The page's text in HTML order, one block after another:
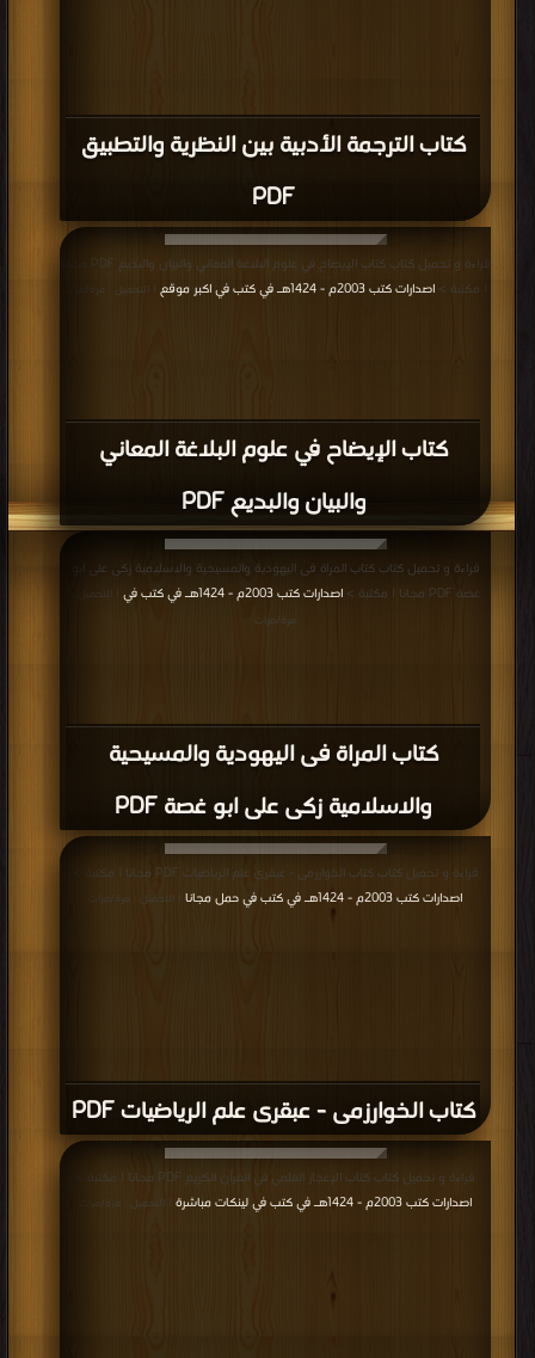
كتاب الترجمة الأدبية بين النظرية والتطبيق
PDF
كتاب الإيضاح في علوم البلاغة المعاني
والبيان والبديع PDF
| مكتبة > اصدارات كتب 2003م - 1424هـ في كتب في اكبر موقع | التحميل : مرة/مرات
كتاب المراة فى اليهودية والمسيحية
والاسلامية زكى على ابو غصة PDF
قراءة و تحميل كتاب كتاب المراة فى اليهودية والمسيحية والاسلامية زكى على ابو
غصة PDF مجانا | مكتبة >
اصدارات كتب 2003م - 1424هـ في كتب في
| التحميل :
مرة/مرات
كتاب الخوارزمى - عبقرى علم الرياضيات PDF
قراءة و تحميل كتاب كتاب الخوارزمى - عبقرى علم الرياضيات PDF مجانا | مكتبة >
اصدارات كتب 2003م - 1424هـ في كتب في حمل مجانا
| التحميل : مرة/مرات
قراءة و تحميل كتاب كتاب الإعجاز العلمي في القرآن الكريم PDF مجانا | مكتبة >
اصدارات كتب 2003م - 1424هـ في كتب في لينكات مباشرة
| التحميل : مرة/مرات